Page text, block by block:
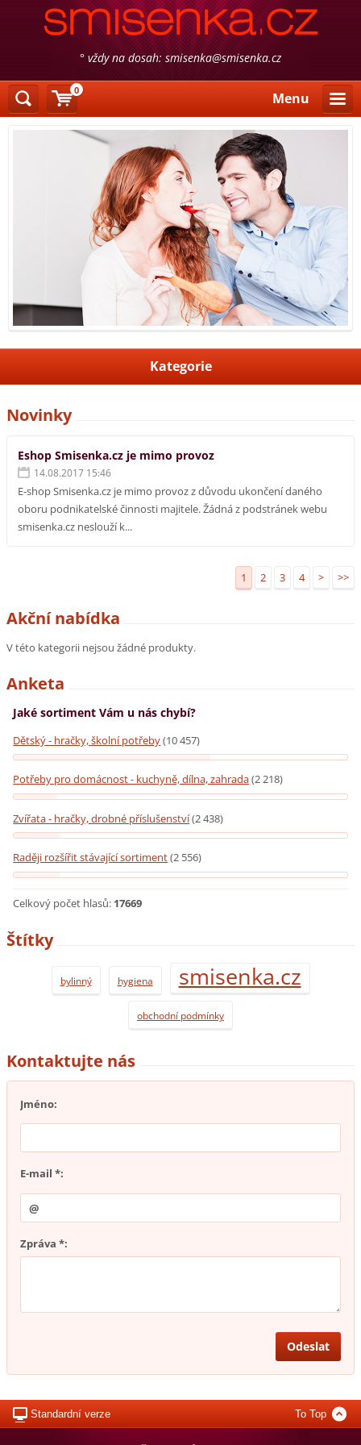
° vždy na dosah: smisenka@smisenka.cz
Menu
Kategorie
Novinky
Eshop Smisenka.cz je mimo provoz
14.08.2017 15:46
E-shop Smisenka.cz je mimo provoz z důvodu ukončení daného
oboru podnikatelské činnosti majitele. Žádná z podstránek webu
smisenka.cz neslouží k...
1 2 3 4 > >>
Akční nabídka
V této kategorii nejsou žádné produkty.
Anketa
Jaké sortiment Vám u nás chybí?
Dětský - hračky, školní potřeby(10 457)
Potřeby pro domácnost - kuchyně, dílna, zahrada(2 218)
Zvířata - hračky, drobné příslušenství(2 438)
Raději rozšířit stávající sortiment(2 556)
Celkový počet hlasů: 17669
Štítky
bylinný hygiena smisenka.cz
obchodní podmínky
Kontaktujte nás
Jméno:
E-mail *:
Zpráva *:
Standardní verze To Top
0